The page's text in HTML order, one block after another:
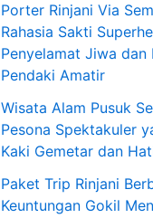
Porter Rinjani Via
Rahasia Sakti
Penyelamat Jiwa dan
Pendaki Amatir
Wisata Alam Pusuk
Pesona Spektakuler
Kaki Gemetar dan
Paket Trip Rinjani
Keuntungan Gokil